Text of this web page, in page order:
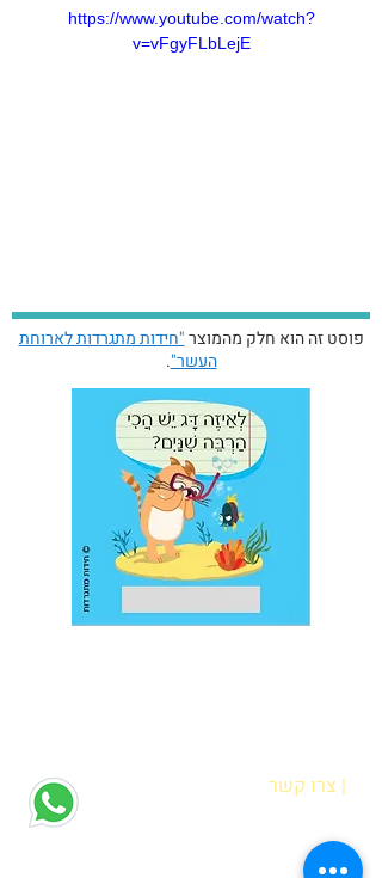
https://www.youtube.com/watch?
v=vFgyFLbLejE
פוסט זה הוא חלק מהמוצר"חידות מתגרדות לארוחת
העשר".
| צרו קשר
רח' מוטה גור 6 קריית מוצקין